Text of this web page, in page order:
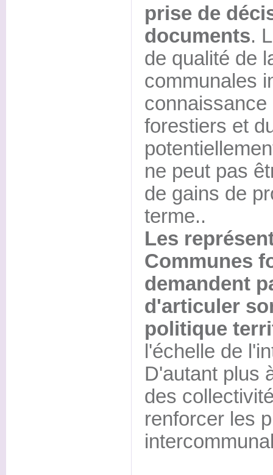
prise de
documents.
de qualité de
communales
forestiers et
ne peut pas
de gains de
terme..
Les
Communes
demandent
d'articuler
politique
l'échelle de
D'autant plus
des
renforcer les